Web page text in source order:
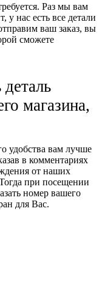
Раз мы вам
у нас есть все детали
ваш заказ, вы
сможете
магазина,
удобства вам лучше
в комментариях
от наших
при посещении
номер вашего
для Вас.